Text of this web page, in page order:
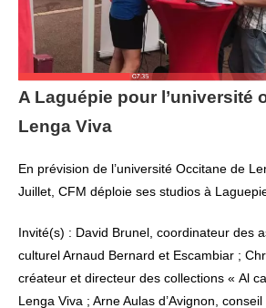
A Laguépie pour l’université
Lenga Viva
En prévision de l’université Occitane de
Juillet, CFM déploie ses studios à
Invité(s) : David Brunel, coordinateur des
culturel Arnaud Bernard et Escambiar ;
créateur et directeur des collections « Al
Lenga Viva ; Arne Aulas d’Avignon,